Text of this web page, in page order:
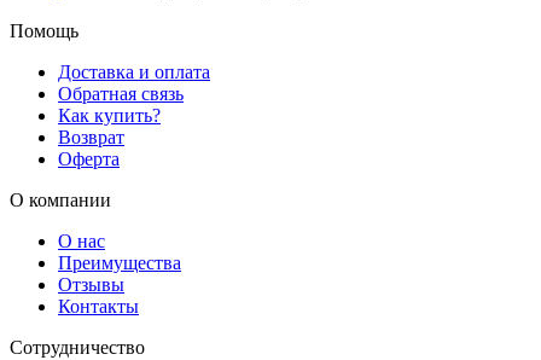
Помощь
Доставка и оплата
Обратная связь
Как купить?
Возврат
Оферта
О компании
О нас
Преимущества
Отзывы
Контакты
Сотрудничество